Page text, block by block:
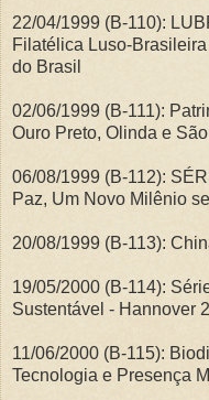
22/04/1999 (B-110):
Filatélica Luso-
do Brasil
02/06/1999 (B-111):
Ouro Preto, Olinda e
06/08/1999 (B-112):
Paz, Um Novo Milênio
20/08/1999 (B-113):
19/05/2000 (B-114):
Sustentável - Hannover
11/06/2000 (B-115):
Tecnologia e Presença